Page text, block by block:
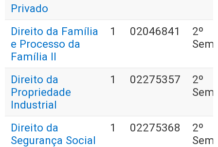
Privado
Direito da Família
e Processo da
Família II
1 02046841
2º
Direito da
Propriedade
Industrial
1 02275357
2º
Direito da
Segurança Social
1 02275368
2º